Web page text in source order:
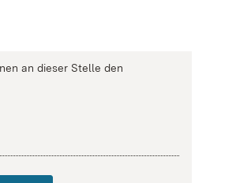
an dieser Stelle den